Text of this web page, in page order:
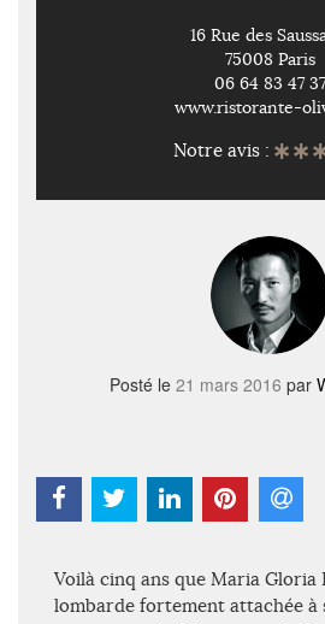
16 Rue des
75008 Paris
06 64 83 47 37
www.ristorante-
Notre avis :
Posté le 21 mars 2016 par
Voilà cinq ans que Maria Gloria
lombarde fortement attachée à